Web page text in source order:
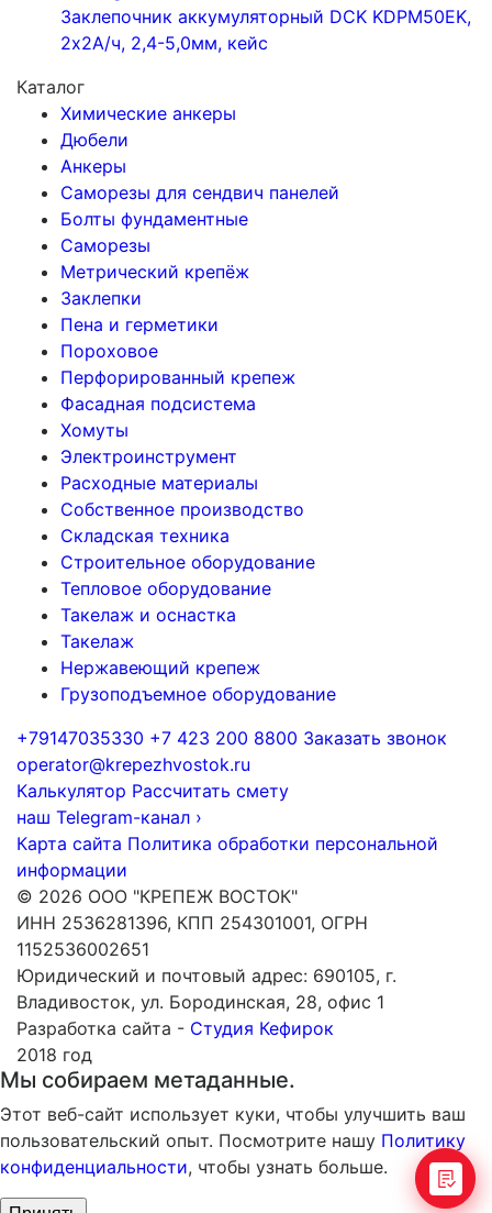
Заклепочник аккумуляторный DCK KDPM50EK,
2х2А/ч, 2,4-5,0мм, кейс
Каталог
Химические анкеры
Дюбели
Анкеры
Саморезы для сендвич панелей
Болты фундаментные
Саморезы
Метрический крепёж
Заклепки
Пена и герметики
Пороховое
Перфорированный крепеж
Фасадная подсистема
Хомуты
Электроинструмент
Расходные материалы
Собственное производство
Складская техника
Строительное оборудование
Тепловое оборудование
Такелаж и оснастка
Такелаж
Нержавеющий крепеж
Грузоподъемное оборудование
+79147035330 +7 423 200 8800 Заказать звонок
operator@krepezhvostok.ru
Калькулятор Рассчитать смету
наш Telegram-канал ›
Карта сайта Политика обработки персональной
информации
© 2026 ООО "КРЕПЕЖ ВОСТОК"
ИНН 2536281396, КПП 254301001, ОГРН
1152536002651
Юридический и почтовый адрес: 690105, г.
Владивосток, ул. Бородинская, 28, офис 1
Разработка сайта - Студия Кефирок
2018 год
Мы собираем метаданные.
Этот веб-сайт использует куки, чтобы улучшить ваш
пользовательский опыт. Посмотрите нашу Политику
конфиденциальности, чтобы узнать больше.